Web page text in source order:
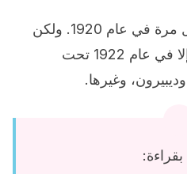
تم تركيب العقار معمليًا لأول مرة في عام 1920. ولكن
تسويقه في السوق لم يبدأ إلا في عام 1922 تحت
وغيرها.